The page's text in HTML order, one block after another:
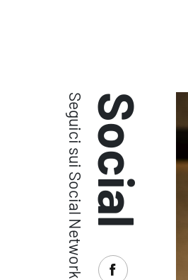
Social
Seguici sui Social Network